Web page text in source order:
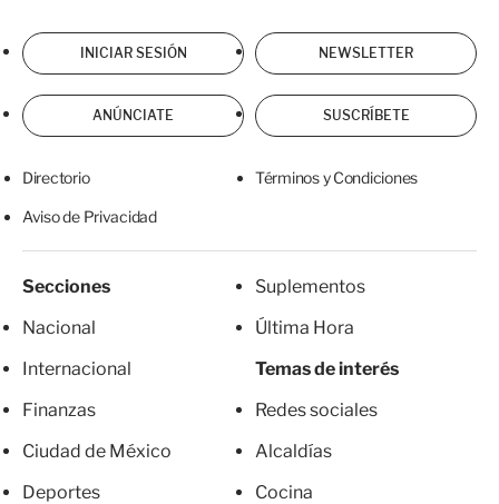
INICIAR SESIÓN NEWSLETTER
ANÚNCIATE SUSCRÍBETE
Directorio Términos y Condiciones
Aviso de Privacidad
Secciones
Nacional
Internacional
Finanzas
Ciudad de México
Deportes
Suplementos
Última Hora
Temas de interés
Redes sociales
Alcaldías
Cocina